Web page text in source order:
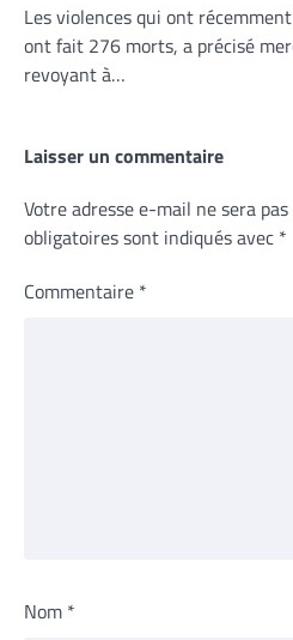
Les violences qui ont
ont fait 276 morts, a précisé
revoyant à…
Laisser un commentaire
Votre adresse e-mail ne sera
obligatoires sont indiqués avec *
Commentaire *
Nom *